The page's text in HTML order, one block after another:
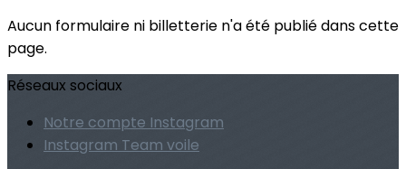
Aucun formulaire ni billetterie n'a été publié dans cette
page.
Réseaux sociaux
Notre compte Instagram
Instagram Team voile